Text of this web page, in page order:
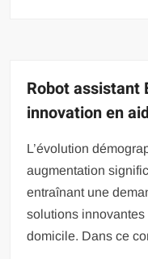
Robot assistant
innovation en
L’évolution
augmentation
entraînant une
solutions innovantes
domicile. Dans ce